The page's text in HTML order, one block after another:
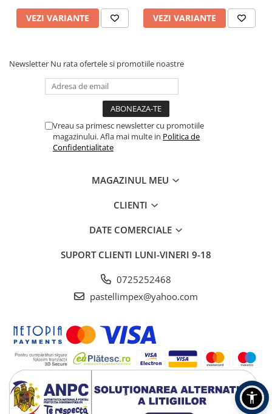
VEZI VARIANTE VEZI VARIANTE
Newsletter Nu rata ofertele si promotiile noastre
Vreau sa primesc newsletter cu promotiile
magazinului. Afla mai multe in Politica de
Confidentialitate
MAGAZINUL MEU
CLIENTI
DATE COMERCIALE
SUPORT CLIENTI LUNI-VINERI 9-18
0725252468
pastellimpex@yahoo.com